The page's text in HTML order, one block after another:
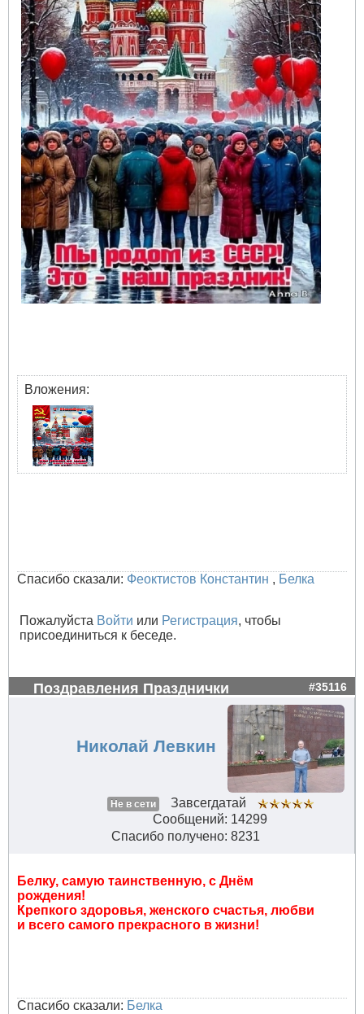
Вложения:
Спасибо сказали: Феоктистов Константин , Белка
Пожалуйста Войти или Регистрация, чтобы
присоединиться к беседе.
Поздравления Празднички #35116
Николай Левкин
Не в сети
Завсегдатай
Сообщений: 14299
Спасибо получено: 8231
Белку, самую таинственную, с Днём
рождения!
Крепкого здоровья, женского счастья, любви
и всего самого прекрасного в жизни!
Спасибо сказали: Белка